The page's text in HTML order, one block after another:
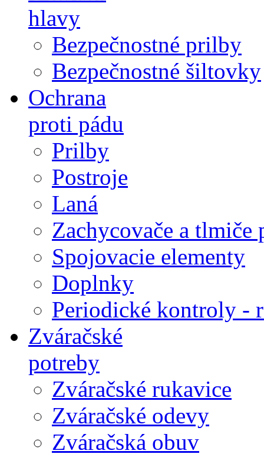
hlavy
Bezpečnostné prilby
Bezpečnostné šiltovky
Ochrana
proti pádu
Prilby
Postroje
Laná
Zachycovače a tlmiče
Spojovacie elementy
Doplnky
Periodické kontroly -
Zváračské
potreby
Zváračské rukavice
Zváračské odevy
Zváračská obuv